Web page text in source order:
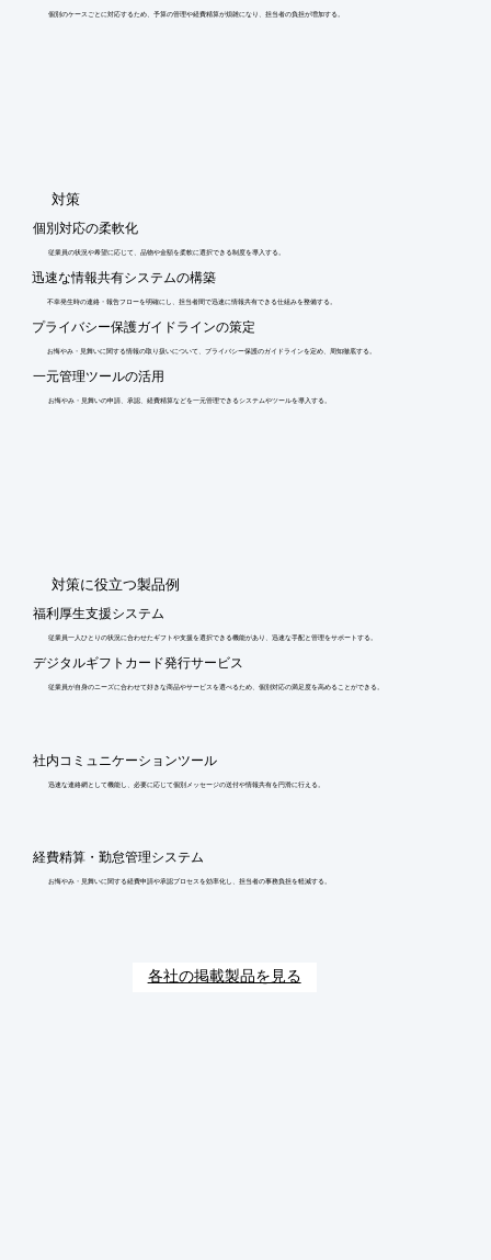
個別のケースごとに対応するため、予算の管理や経費精算が煩雑になり、担当者の負担が増加する。
​対策
個別対応の柔軟化
従業員の状況や希望に応じて、品物や金額を柔軟に選択できる制度を導入する。
迅速な情報共有システムの構築
不幸発生時の連絡・報告フローを明確にし、担当者間で迅速に情報共有できる仕組みを整備する。
プライバシー保護ガイドラインの策定
お悔やみ・見舞いに関する情報の取り扱いについて、プライバシー保護のガイドラインを定め、周知徹底する。
一元管理ツールの活用
お悔やみ・見舞いの申請、承認、経費精算などを一元管理できるシステムやツールを導入する。
​対策に役立つ製品例
福利厚生支援システム
従業員一人ひとりの状況に合わせたギフトや支援を選択できる機能があり、迅速な手配と管理をサポートする。
デジタルギフトカード発行サービス
従業員が自身のニーズに合わせて好きな商品やサービスを選べるため、個別対応の満足度を高めることができる。
社内コミュニケーションツール
迅速な連絡網として機能し、必要に応じて個別メッセージの送付や情報共有を円滑に行える。
経費精算・勤怠管理システム
お悔やみ・見舞いに関する経費申請や承認プロセスを効率化し、担当者の事務負担を軽減する。
各社の掲載製品を見る